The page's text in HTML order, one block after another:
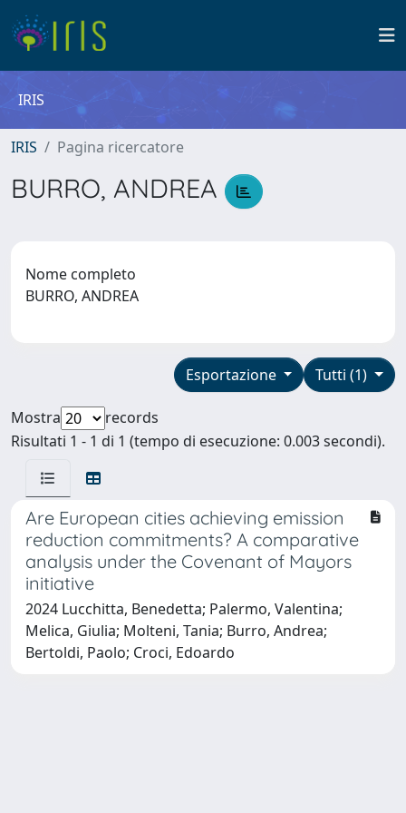
IRIS
IRIS Pagina ricercatore
BURRO, ANDREA
Nome completo
BURRO, ANDREA
Tutti (1)
Esportazione
Mostra
records
Risultati 1 - 1 di 1 (tempo di esecuzione: 0.003 secondi).
Are European cities achieving emission
reduction commitments? A comparative
analysis under the Covenant of Mayors
initiative
2024 Lucchitta, Benedetta; Palermo, Valentina;
Melica, Giulia; Molteni, Tania; Burro, Andrea;
Bertoldi, Paolo; Croci, Edoardo